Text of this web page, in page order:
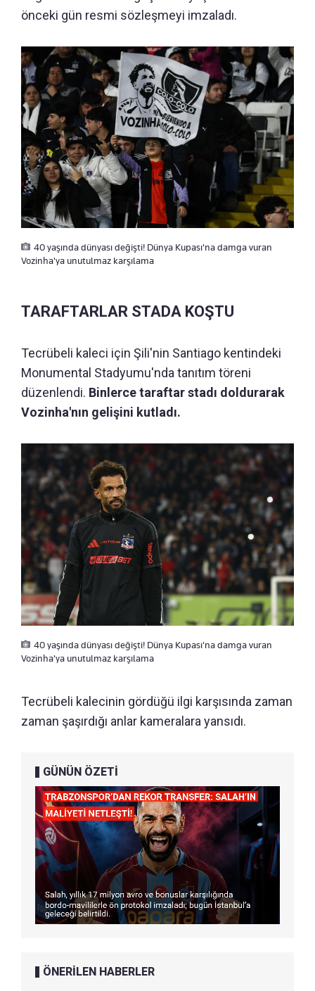
önceki gün resmi sözleşmeyi imzaladı.
40 yaşında dünyası değişti! Dünya Kupası'na damga vuran
Vozinha'ya unutulmaz karşılama
TARAFTARLAR STADA KOŞTU
Tecrübeli kaleci için Şili'nin Santiago kentindeki
Monumental Stadyumu'nda tanıtım töreni
düzenlendi. Binlerce taraftar stadı doldurarak
Vozinha'nın gelişini kutladı.
40 yaşında dünyası değişti! Dünya Kupası'na damga vuran
Vozinha'ya unutulmaz karşılama
Tecrübeli kalecinin gördüğü ilgi karşısında zaman
zaman şaşırdığı anlar kameralara yansıdı.
GÜNÜN ÖZETİ
ÖNERİLEN HABERLER